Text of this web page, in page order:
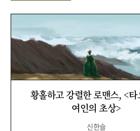
황홀하고 강렬한 로맨스, <
여인의 초상>
신한슬